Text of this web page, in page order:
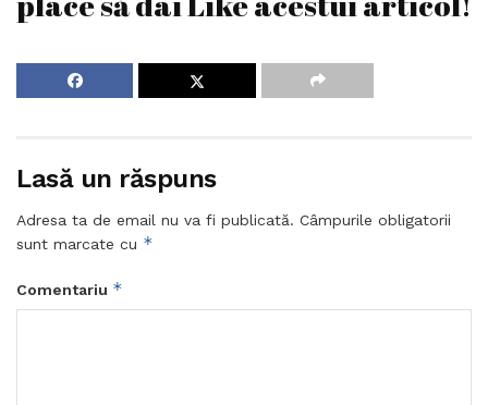
Lasă un răspuns
Adresa ta de email nu va fi publicată. Câmpurile obligatorii
sunt marcate cu *
Comentariu *